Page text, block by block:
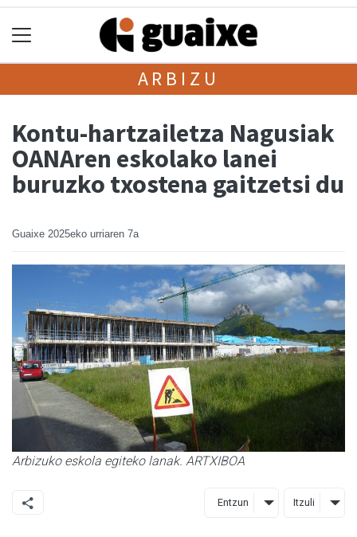
ARBIZU
Kontu-hartzailetza Nagusiak
OANAren eskolako lanei
buruzko txostena gaitzetsi du
Guaixe 2025eko urriaren 7a
Arbizuko eskola egiteko lanak. ARTXIBOA
Entzun Itzuli